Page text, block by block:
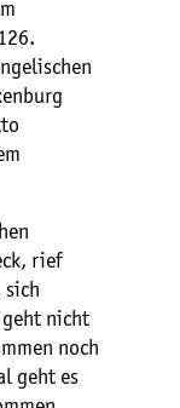
rief
sich
geht nicht
noch
geht es